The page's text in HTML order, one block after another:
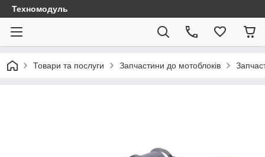
Техномодуль
Товари та послуги Запчастини до мотоблоків